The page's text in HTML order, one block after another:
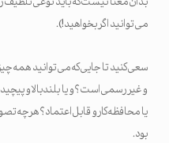
می توانید اگر بخواهید!).
سعی کنید تا جایی که می توانید همه
و غیر رسمی است؟ و یا بلندبالا و
یا محافظه کار و قابل اعتماد؟ هرچه
بود.